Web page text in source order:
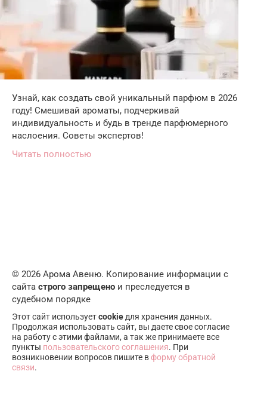
Узнай, как создать свой уникальный парфюм в 2026
году! Смешивай ароматы, подчеркивай
индивидуальность и будь в тренде парфюмерного
наслоения. Советы экспертов!
Читать полностью
© 2026 Арома Авеню. Копирование информации с
сайта строго запрещено и преследуется в
судебном порядке
Этот сайт используетcookie для хранения данных.
Продолжая использовать сайт, вы даете свое согласие
на работу с этими файлами, а так же принимаете все
пункты пользовательского соглашения. При
возникновении вопросов пишите вформу обратной
связи.